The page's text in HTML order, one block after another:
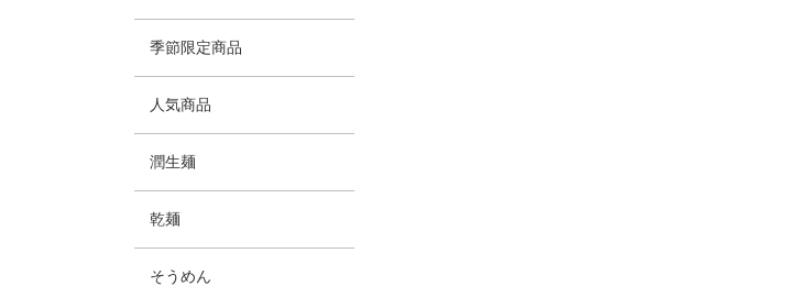
季節限定商品
人気商品
潤生麺
乾麺
そうめん